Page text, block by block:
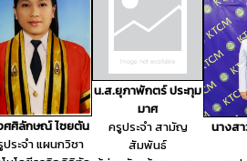
ศศิลักษณ์ ไชยตัน
ระจำ แผนกวิชา
น.ส.ยุภาพักตร์ ประทุม
มาศ
ครูประจำ สามัญ
สัมพันธ์
นางส